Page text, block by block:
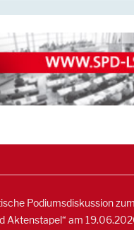
Podiumsdiskussion
Aktenstapel“ am